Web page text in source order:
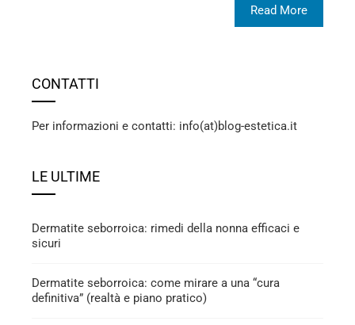
Read More
CONTATTI
Per informazioni e contatti: info(at)blog-estetica.it
LE ULTIME
Dermatite seborroica: rimedi della nonna efficaci e
sicuri
Dermatite seborroica: come mirare a una “cura
definitiva” (realtà e piano pratico)